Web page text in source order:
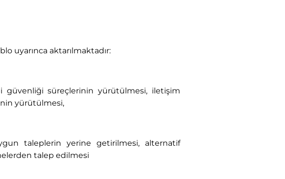
uyarınca aktarılmaktadır:
güvenliği süreçlerinin yürütülmesi, iletişim
yürütülmesi,
taleplerin yerine getirilmesi, alternatif
talep edilmesi